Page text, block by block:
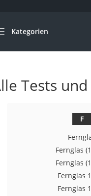
Kategorien
beliebtesten Vergleiche
& Sport
Tests
F
Fernglas
Fernglas
Fernglas
Fernglas